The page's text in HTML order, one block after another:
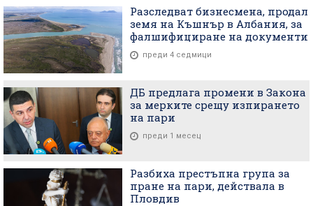
Разследват бизнесмена, продал
земя на Къшнър в Албания, за
фалшифициране на документи
преди 4 седмици
ДБ предлага промени в Закона
за мерките срещу изпирането
на пари
преди 1 месец
Разбиха престъпна група за
пране на пари, действала в
Пловдив